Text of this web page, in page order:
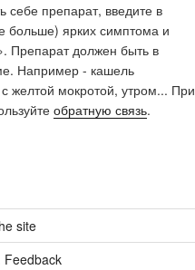
себе препарат, введите в
больше) ярких симптома и
Препарат должен быть в
Например - кашель
желтой мокротой, утром... При
обратную связь.
site
Feedback